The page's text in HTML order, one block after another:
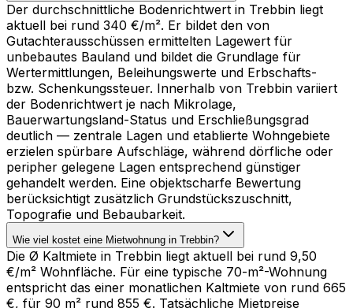
Der durchschnittliche Bodenrichtwert in Trebbin liegt
aktuell bei rund 340 €/m². Er bildet den von
Gutachterausschüssen ermittelten Lagewert für
unbebautes Bauland und bildet die Grundlage für
Wertermittlungen, Beleihungswerte und Erbschafts-
bzw. Schenkungssteuer. Innerhalb von Trebbin variiert
der Bodenrichtwert je nach Mikrolage,
Bauerwartungsland-Status und Erschließungsgrad
deutlich — zentrale Lagen und etablierte Wohngebiete
erzielen spürbare Aufschläge, während dörfliche oder
peripher gelegene Lagen entsprechend günstiger
gehandelt werden. Eine objektscharfe Bewertung
berücksichtigt zusätzlich Grundstückszuschnitt,
Topografie und Bebaubarkeit.
Wie viel kostet eine Mietwohnung in Trebbin?
Die Ø Kaltmiete in Trebbin liegt aktuell bei rund 9,50
€/m² Wohnfläche. Für eine typische 70-m²-Wohnung
entspricht das einer monatlichen Kaltmiete von rund 665
€, für 90 m² rund 855 €. Tatsächliche Mietpreise